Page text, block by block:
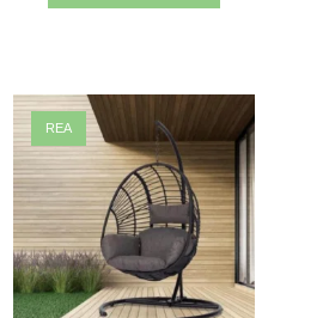
REA